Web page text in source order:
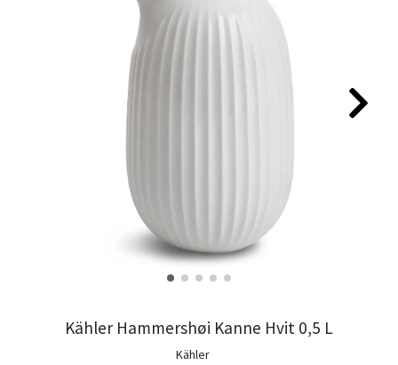
Kähler Hammershøi Kanne Hvit 0,5 L
Kähler